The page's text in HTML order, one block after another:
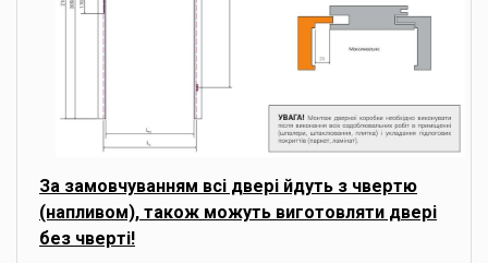
За замовчуванням всі двері йдуть з чвертю
(напливом), також можуть виготовляти двері
без чверті!